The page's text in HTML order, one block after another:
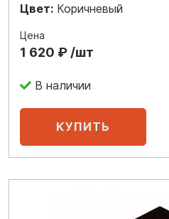
Цвет: Коричневый
Цена
1 620 ₽ /шт
В наличии